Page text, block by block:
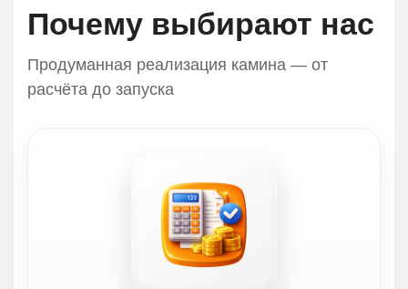
Почему выбирают нас
Продуманная реализация камина — от
расчёта до запуска